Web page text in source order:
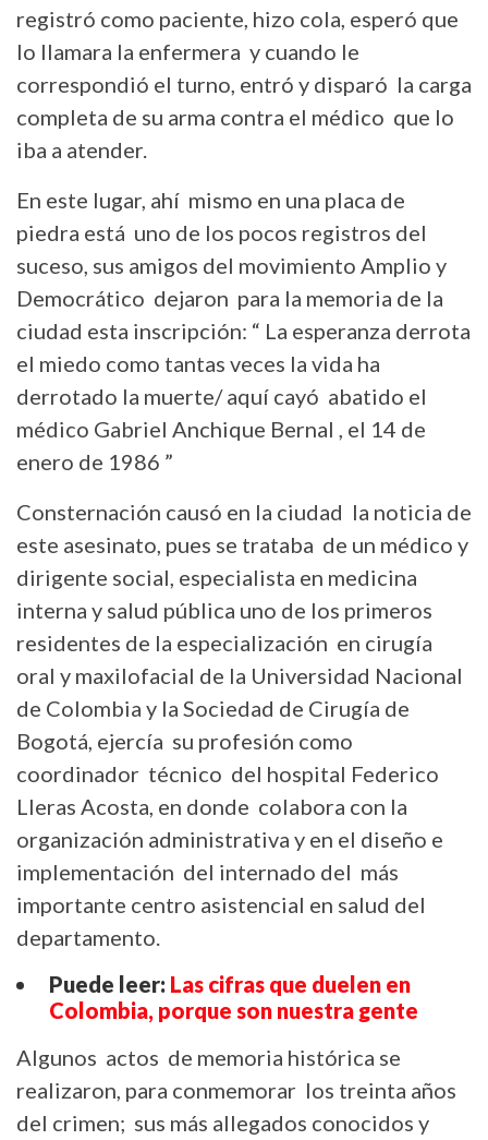
registró como paciente, hizo cola, esperó que
lo llamara la enfermera y cuando le
correspondió el turno, entró y disparó la carga
completa de su arma contra el médico que lo
iba a atender.
En este lugar, ahí mismo en una placa de
piedra está uno de los pocos registros del
suceso, sus amigos del movimiento Amplio y
Democrático dejaron para la memoria de la
ciudad esta inscripción: “ La esperanza derrota
el miedo como tantas veces la vida ha
derrotado la muerte/ aquí cayó abatido el
médico Gabriel Anchique Bernal , el 14 de
enero de 1986 ”
Consternación causó en la ciudad la noticia de
este asesinato, pues se trataba de un médico y
dirigente social, especialista en medicina
interna y salud pública uno de los primeros
residentes de la especialización en cirugía
oral y maxilofacial de la Universidad Nacional
de Colombia y la Sociedad de Cirugía de
Bogotá, ejercía su profesión como
coordinador técnico del hospital Federico
Lleras Acosta, en donde colabora con la
organización administrativa y en el diseño e
implementación del internado del más
importante centro asistencial en salud del
departamento.
Puede leer: Las cifras que duelen en
Colombia, porque son nuestra gente
Algunos actos de memoria histórica se
realizaron, para conmemorar los treinta años
del crimen; sus más allegados conocidos y